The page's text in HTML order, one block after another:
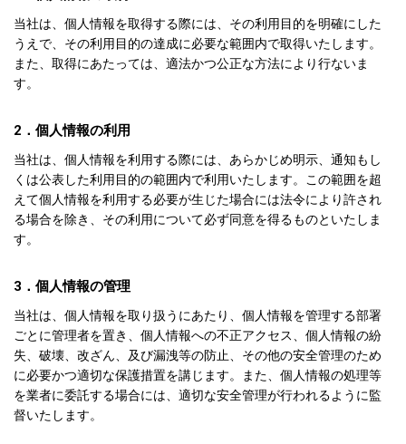
当社は、個人情報を取得する際には、その利用目的を明確にした
うえで、その利用目的の達成に必要な範囲内で取得いたします。
また、取得にあたっては、適法かつ公正な方法により行ないま
す。
2．個人情報の利用
当社は、個人情報を利用する際には、あらかじめ明示、通知もし
くは公表した利用目的の範囲内で利用いたします。この範囲を超
えて個人情報を利用する必要が生じた場合には法令により許され
る場合を除き、その利用について必ず同意を得るものといたしま
す。
3．個人情報の管理
当社は、個人情報を取り扱うにあたり、個人情報を管理する部署
ごとに管理者を置き、個人情報への不正アクセス、個人情報の紛
失、破壊、改ざん、及び漏洩等の防止、その他の安全管理のため
に必要かつ適切な保護措置を講じます。また、個人情報の処理等
を業者に委託する場合には、適切な安全管理が行われるように監
督いたします。